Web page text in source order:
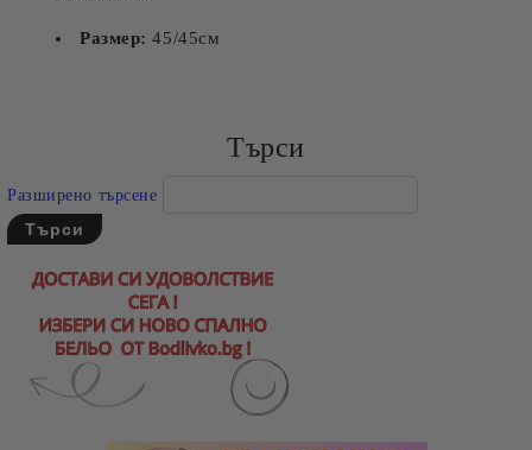
Размер: 45/45см
Търси
Разширено търсене